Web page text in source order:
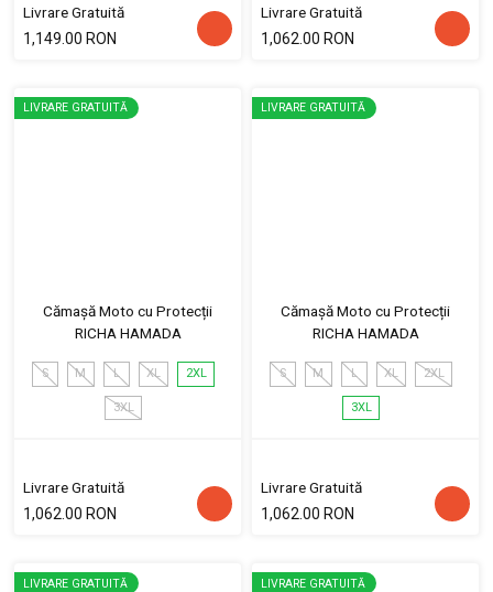
Livrare Gratuită
1,149.00 RON
Livrare Gratuită
1,062.00 RON
LIVRARE GRATUITĂ
Cămașă Moto cu Protecții
RICHA HAMADA
S M L XL 2XL
3XL
Livrare Gratuită
1,062.00 RON
LIVRARE GRATUITĂ
Cămașă Moto cu Protecții
RICHA HAMADA
S M L XL 2XL
3XL
Livrare Gratuită
1,062.00 RON
LIVRARE GRATUITĂ LIVRARE GRATUITĂ